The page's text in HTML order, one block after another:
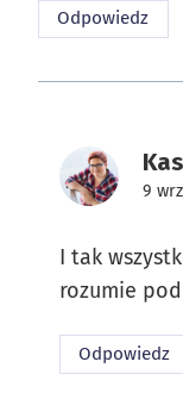
Odpowiedz
9
I tak
rozumie
Odpowiedz